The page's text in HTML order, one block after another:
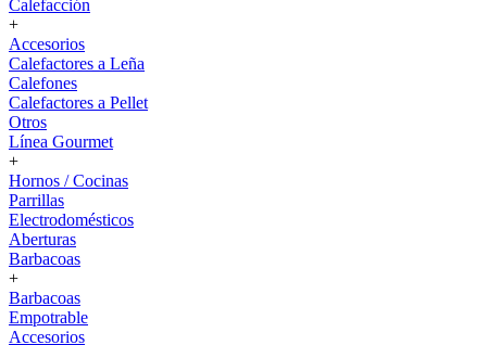
Calefacción
+
Accesorios
Calefactores a Leña
Calefones
Calefactores a Pellet
Otros
Línea Gourmet
+
Hornos / Cocinas
Parrillas
Electrodomésticos
Aberturas
Barbacoas
+
Barbacoas
Empotrable
Accesorios